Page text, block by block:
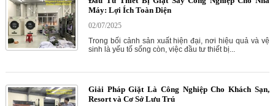
Máy: Lợi Ích Toàn Diện
02/07/2025
Trong bối cảnh sản xuất hiện đại, nơi hiệu quả và vệ
sinh là yếu tố sống còn, việc đầu tư thiết bị...
Giải Pháp Giặt Là Công Nghiệp Cho Khách Sạn,
Resort và Cơ Sở Lưu Trú